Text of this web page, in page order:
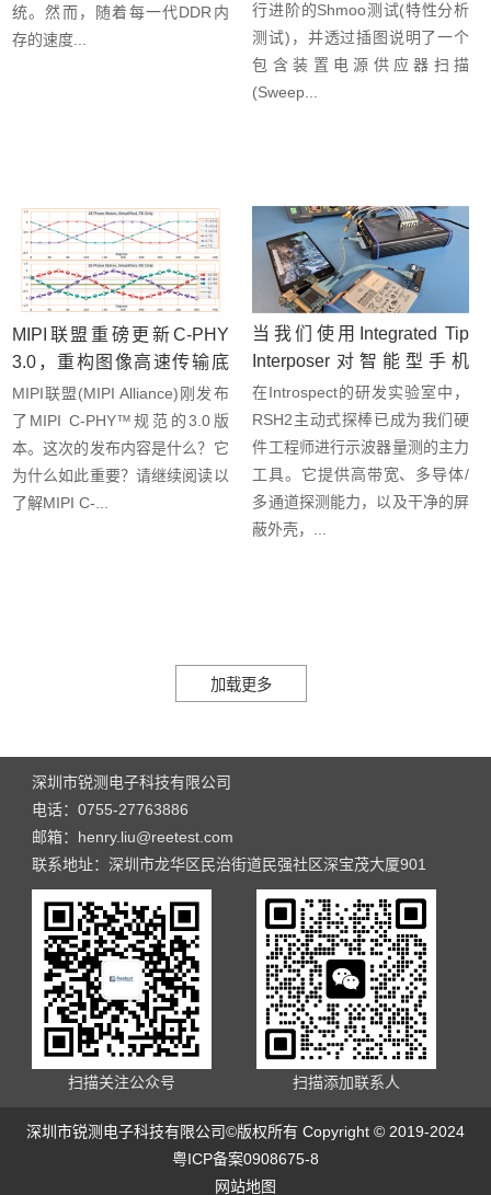
统。然而，随着每一代DDR内
存的速度...
行进阶的Shmoo测试(特性分析
测试)，并透过插图说明了一个
包含装置电源供应器扫描
(Sweep...
MIPI联盟重磅更新C-PHY
3.0，重构图像高速传输底
层能力
MIPI联盟(MIPI Alliance)刚发布
了MIPI C-PHY™规范的3.0版
本。这次的发布内容是什么？它
为什么如此重要？请继续阅读以
了解MIPI C-...
当我们使用Integrated Tip
Interposer对智能型手机
LPDDR进行示波器量测时
的发现!!
在Introspect的研发实验室中，
RSH2主动式探棒已成为我们硬
件工程师进行示波器量测的主力
工具。它提供高带宽、多导体/
多通道探测能力，以及干净的屏
蔽外壳，...
深圳市锐测电子科技有限公司
电话：0755-27763886
邮箱：henry.liu@reetest.com
联系地址：深圳市龙华区民治街道民强社区深宝茂大厦901
扫描关注公众号 扫描添加联系人
深圳市锐测电子科技有限公司©版权所有 Copyright © 2019-2024
粤ICP备案0908675-8
网站地图